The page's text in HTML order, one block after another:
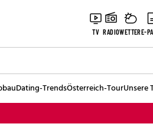
TV RADIOWETTERE-
Dating-TrendsÖsterreich-TourUnsere